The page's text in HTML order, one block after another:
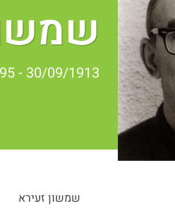
30/09/1913 - 26/08/1995
שמשון זעירא